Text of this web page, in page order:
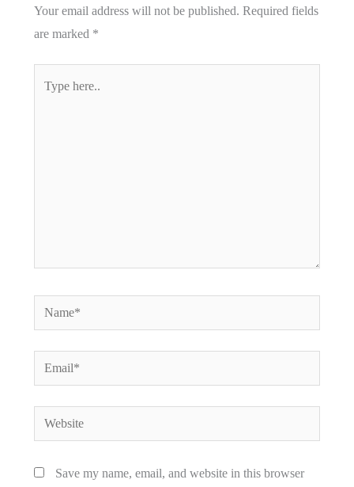
Your email address will not be published. Required fields
are marked *
Name*
Email*
Website
Save my name, email, and website in this browser